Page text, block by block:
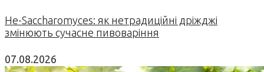
Не-Saccharomyces: як нетрадиційні дріжджі
змінюють сучасне пивоваріння
07.08.2026